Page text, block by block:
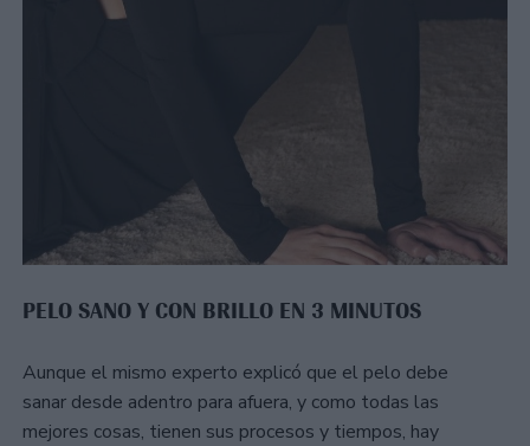
PELO SANO Y CON BRILLO EN 3 MINUTOS
Aunque el mismo experto explicó que el pelo debe
sanar desde adentro para afuera, y como todas las
mejores cosas, tienen sus procesos y tiempos, hay